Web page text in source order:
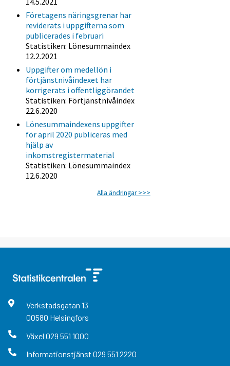
Företagens näringsgrenar har
reviderats i uppgifterna som
publicerades i februari
Statistiken: Lönesummaindex
12.2.2021
Uppgifter om medellön i
förtjänstnivåindexet har
korrigerats i offentliggörandet
Statistiken: Förtjänstnivåindex
22.6.2020
Lönesummaindexens uppgifter
för april 2020 publiceras med
hjälp av
inkomstregistermaterial
Statistiken: Lönesummaindex
12.6.2020
Alla ändringar >>>
Verkstadsgatan 13
00580 Helsingfors
Växel 029 551 1000
Informationstjänst 029 551 2220